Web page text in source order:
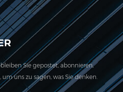
Sie gepostet, abonnieren,
uns zu sagen, was Sie denken.